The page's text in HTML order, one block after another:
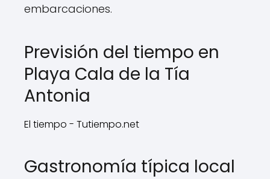
embarcaciones.
Previsión del tiempo en
Playa Cala de la Tía
Antonia
El tiempo - Tutiempo.net
Gastronomía típica local